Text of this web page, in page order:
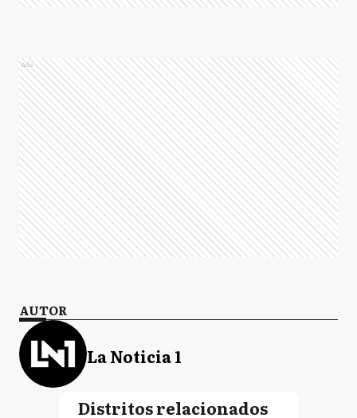
Ads
AUTOR
La Noticia 1
Distritos relacionados